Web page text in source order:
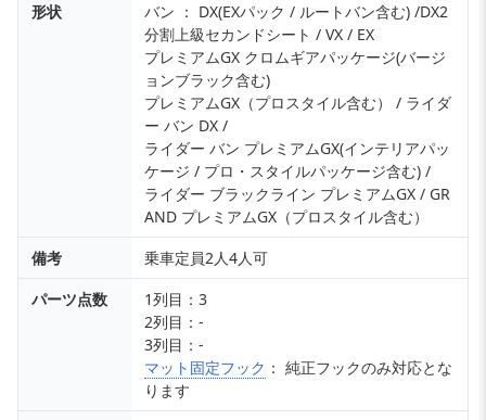
形状
バン ： DX(EXパック / ルートバン含む) /DX2
分割上級セカンドシート / VX / EX
プレミアムGX クロムギアパッケージ(バージ
ョンブラック含む)
プレミアムGX（プロスタイル含む） / ライダ
ー バン DX /
ライダー バン プレミアムGX(インテリアパッ
ケージ / プロ・スタイルパッケージ含む) /
ライダー ブラックライン プレミアムGX / GR
AND プレミアムGX（プロスタイル含む）
備考
乗車定員2人4人可
パーツ点数
1列目：3
2列目：-
3列目：-
マット固定フック ： 純正フックのみ対応とな
ります